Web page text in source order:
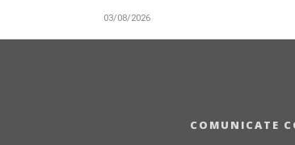
03/08/2026
COMUNICATE